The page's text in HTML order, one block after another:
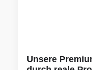
Unsere